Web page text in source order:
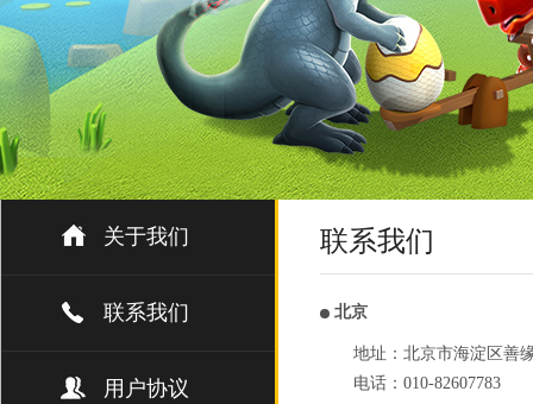
关于我们
联系我们
用户协议
联系我们
北京
地址：北京市海淀区善
电话：010-82607783